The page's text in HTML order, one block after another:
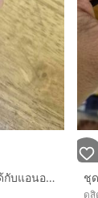
ชุดชาจไว45วัต ไทป์C ได้กับแอนอรอยทุกยี่ห้อ มาตรฐาน ลดจาก790
ดุสิ